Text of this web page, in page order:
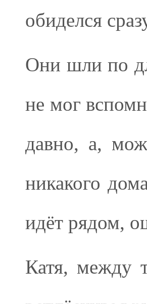
обиделся
Они шли по
не мог
давно, а,
никакого
идёт рядом,
Катя, между